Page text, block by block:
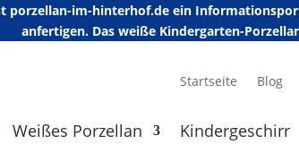
porzellan-im-hinterhof.de ein
anfertigen. Das weiße Kindergarten-
Startseite Blog
Weißes Porzellan Kindergeschirr